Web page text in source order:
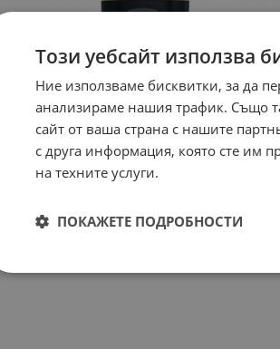
Този уебсайт използва
Ние използваме бисквитки, за да
анализираме нашия трафик. Също
сайт от ваша страна с нашите
с друга информация, която сте им
на техните услуги.
ПОКАЖЕТЕ ПОДРОБНОСТИ